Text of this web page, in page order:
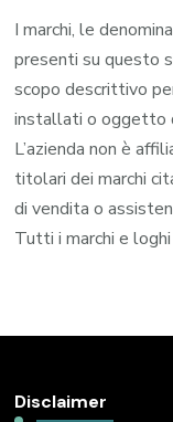
I marchi, le
presenti su questo
scopo descrittivo
installati o oggetto
L’azienda non è
titolari dei marchi
di vendita o
Tutti i marchi e
Disclaimer